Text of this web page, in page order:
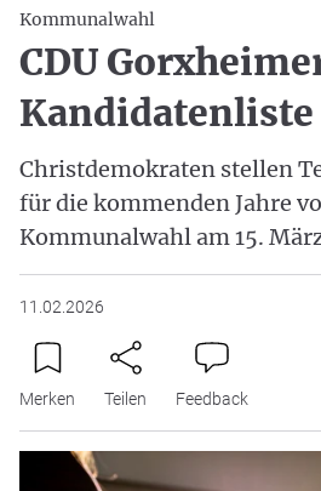
Kommunalwahl
CDU
Christdemokraten stellen
für die kommenden Jahre
Kommunalwahl am 15.
11.02.2026
Merken Teilen Feedback